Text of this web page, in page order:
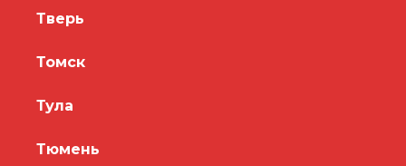
Тверь
Томск
Тула
Тюмень